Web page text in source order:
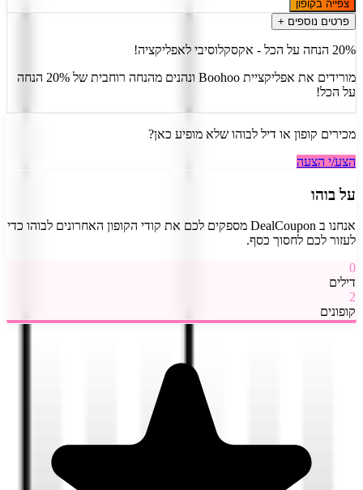
צפייה בקופון
פרטים נוספים +
20% הנחה על הכל - אקסקלוסיבי לאפליקציה!
מורידים את אפליקציית Boohoo ונהנים מהנחה רוחבית של 20% הנחה
על הכל!
מכירים קופון או דיל לבוהו שלא מופיע כאן?
הצע/י הצעה
עלבוהו
אנחנו ב DealCoupon מספקים לכם את קודי הקופון האחרונים ל בוהו כדי
לעזור לכם לחסוך כסף.
0
דילים
2
קופונים